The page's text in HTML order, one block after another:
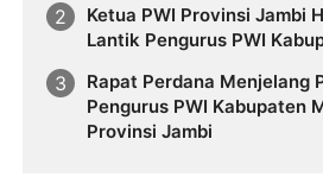
Ketua PWI Provinsi Jambi
Lantik Pengurus PWI
Rapat Perdana Menjelang
Pengurus PWI Kabupaten
Provinsi Jambi